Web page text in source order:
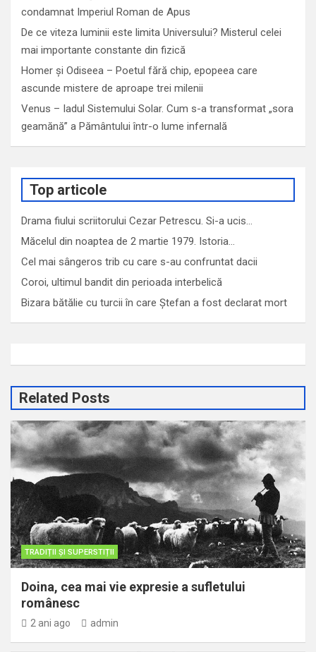
condamnat Imperiul Roman de Apus
De ce viteza luminii este limita Universului? Misterul celei
mai importante constante din fizică
Homer și Odiseea – Poetul fără chip, epopeea care
ascunde mistere de aproape trei milenii
Venus – Iadul Sistemului Solar. Cum s-a transformat „sora
geamănă” a Pământului într-o lume infernală
Top articole
Drama fiului scriitorului Cezar Petrescu. Si-a ucis…
Măcelul din noaptea de 2 martie 1979. Istoria…
Cel mai sângeros trib cu care s-au confruntat dacii
Coroi, ultimul bandit din perioada interbelică
Bizara bătălie cu turcii în care Ștefan a fost declarat mort
Related Posts
TRADIȚII ȘI SUPERSTIȚII
Doina, cea mai vie expresie a sufletului
românesc
2 ani ago admin